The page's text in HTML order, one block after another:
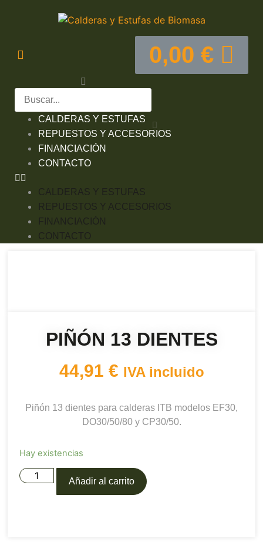
CALDERAS Y ESTUFAS
REPUESTOS Y ACCESORIOS
FINANCIACIÓN
CONTACTO
CALDERAS Y ESTUFAS
REPUESTOS Y ACCESORIOS
FINANCIACIÓN
CONTACTO
0,00 €
PIÑÓN 13 DIENTES
44,91 € IVA incluido
Piñón 13 dientes para calderas ITB modelos EF30,
DO30/50/80 y CP30/50.
Hay existencias
Añadir al carrito